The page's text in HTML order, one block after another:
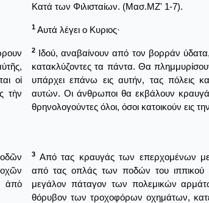
Κατά των Φιλισταίων. (Μασ.ΜΖ' 1-7).
1 Αυτά λέγει ο Κυριος·
οἱ
τὴν
2 Ιδού, αναβαίνουν από τον βορράν
κατακλύζοντες τα πάντα. Θα
υπάρχει επάνω εις αυτήν, τας πόλεις
αυτών. Οι άνθρωποι θα εκβάλουν
θρηνολογούντες όλοι, όσοι κατοικούν εις
ἀπὸ
3 Από τας κραυγάς των επερχομένων
από τας οπλάς των ποδών του ιππικού
μεγάλον πάταγον των πολεμικών
θόρυβον των τροχοφόρων οχημάτων,